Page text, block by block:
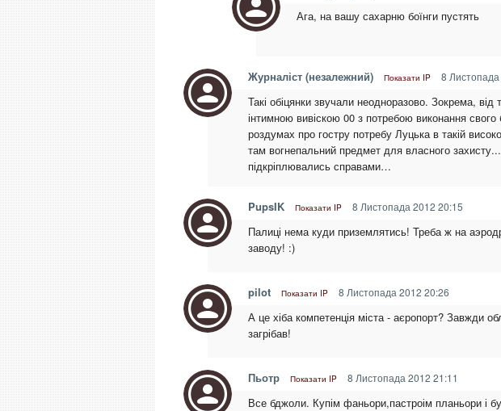
Ага, на вашу сахарню боїнги пустять
Журналіст (незалежний) Показати IP 8
Такі обіцянки звучали неодноразово. Зокрема,
інтимною вивіскою 00 з потребою виконання свого
роздумах про гостру потребу Луцька в такій
там вогнепальний предмет для власного
підкріплювались справами…
PupsIK Показати IP 8 Листопада 2012 20:15
Палиці нема куди приземлятись! Треба ж на
заводу! :)
pilot Показати IP 8 Листопада 2012 20:26
А це хіба компетенція міста - аєропорт? Завжди
загрібав!
Пьотр Показати IP 8 Листопада 2012 21:11
Все бджоли. Купім фаньори,пастроім планьори і